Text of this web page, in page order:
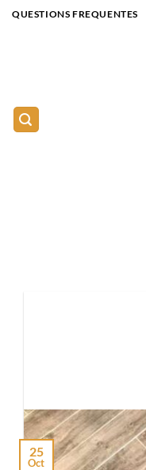
Passer
QUESTIONS FREQUENTES
25
Oct